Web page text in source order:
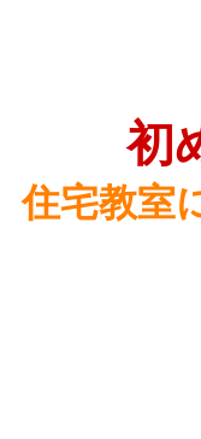
初
住宅教室